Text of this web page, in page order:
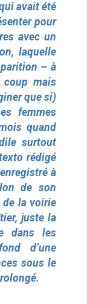
avait été
pour
avec un
laquelle
– à
mais
que si)
femmes
quand
surtout
rédigé
à
de son
de la voirie
juste la
dans les
d’une
sous le